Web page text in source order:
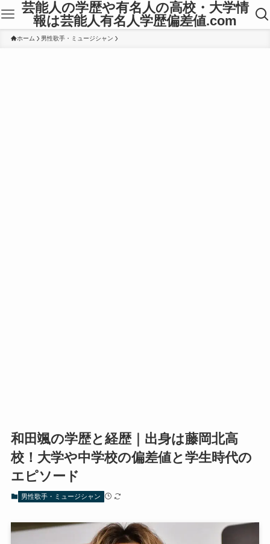
芸能人の学歴や有名人の高校・大学情
報は芸能人有名人学歴偏差値.com
ホーム 男性歌手・ミュージシャン
和田颯の学歴と経歴｜出身は藤岡北高
校！大学や中学校の偏差値と学生時代の
エピソード
男性歌手・ミュージシャン